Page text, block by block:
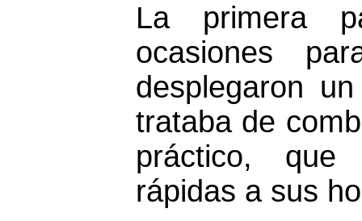
La primera
ocasiones
desplegaron
trataba de
práctico, que
rápidas a sus